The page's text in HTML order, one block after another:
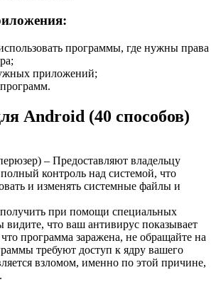
программы, где нужны права
приложений;
Android (40 способов)
– Предоставляют владельцу
контроль над системой, что
и изменять системные файлы и
при помощи специальных
видите, что ваш антивирус показывает
программа заражена, не обращайте на
требуют доступ к ядру вашего
взломом, именно по этой причине,